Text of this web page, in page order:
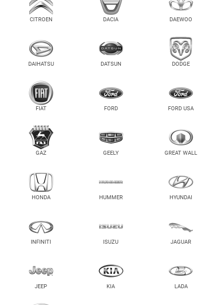
CITROEN DACIA DAEWOO
DAIHATSU DATSUN DODGE
FIAT FORD FORD USA
GAZ GEELY GREAT WALL
HONDA HUMMER HYUNDAI
INFINITI ISUZU JAGUAR
JEEP KIA LADA